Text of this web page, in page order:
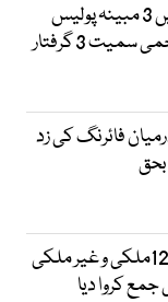
کراچی: مختلف علاقوں میں 3 مبینہ پولیس
3 گرفتار
فائرنگ کی زد
فیسکو کی نجکاری کیلیے 12ملکی و غیر ملکی
کروا دیا